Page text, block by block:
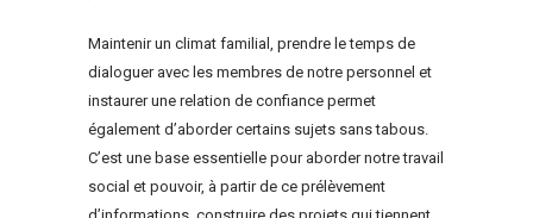
Maintenir un climat familial, prendre le temps de
dialoguer avec les membres de notre personnel et
instaurer une relation de confiance permet
également d’aborder certains sujets sans tabous.
C’est une base essentielle pour aborder notre travail
social et pouvoir, à partir de ce prélèvement